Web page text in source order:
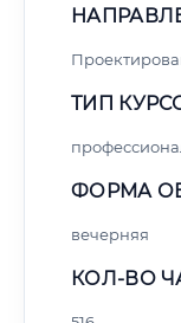
ТИП
ФОРМА
вечерняя
КОЛ-ВО